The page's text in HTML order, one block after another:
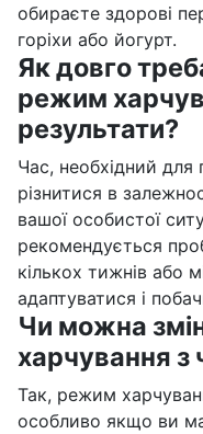
обираєте здорові
горіхи або йогурт.
Як довго
режим
результати?
Час, необхідний для
різнитися в
вашої особистої
рекомендується
кількох тижнів або
адаптуватися і
Чи можна
харчування з
Так, режим
особливо якщо ви